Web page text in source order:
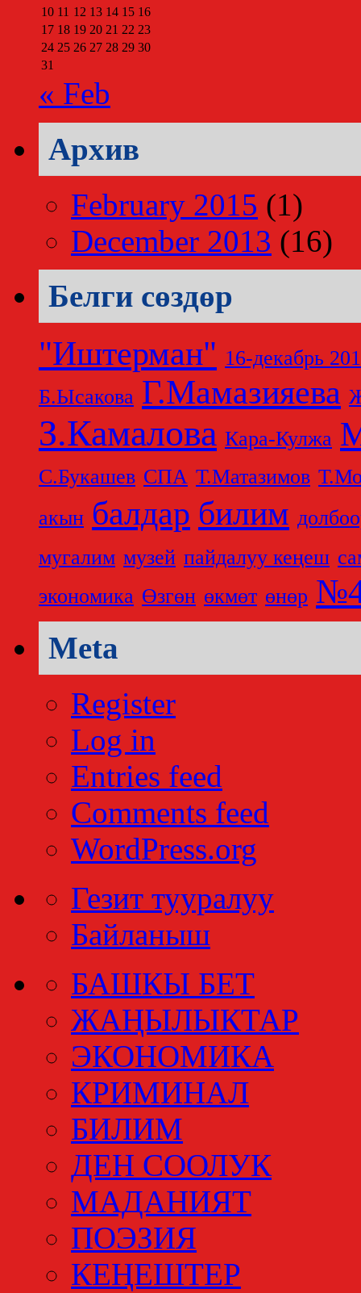
10 11 12 13 14 15 16
17 18 19 20 21 22 23
24 25 26 27 28 29 30
31
« Feb
Архив
February 2015 (1)
December 2013 (16)
Белги сөздөр
"Иштерман" 16-декабрь
Б.Ысакова Г.Мамазияева
З.Камалова Кара-Кулжа
С.Букашев СПА Т.Матазимов
акын балдар билим
мугалим музей пайдалуу кеңеш
экономика Өзгөн өкмөт өнөр
Meta
Register
Log in
Entries feed
Comments feed
WordPress.org
Гезит тууралуу
Байланыш
БАШКЫ БЕТ
ЖАҢЫЛЫКТАР
ЭКОНОМИКА
КРИМИНАЛ
БИЛИМ
ДЕН СООЛУК
МАДАНИЯТ
ПОЭЗИЯ
КЕҢЕШТЕР